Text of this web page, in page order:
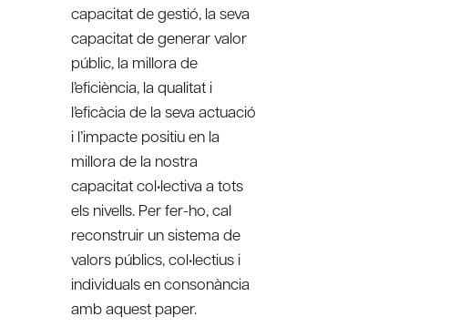
capacitat de gestió, la seva
capacitat de generar valor
públic, la millora de
l’eficiència, la qualitat i
l’eficàcia de la seva actuació
i l’impacte positiu en la
millora de la nostra
capacitat col•lectiva a tots
els nivells. Per fer-ho, cal
reconstruir un sistema de
valors públics, col•lectius i
individuals en consonància
amb aquest paper.